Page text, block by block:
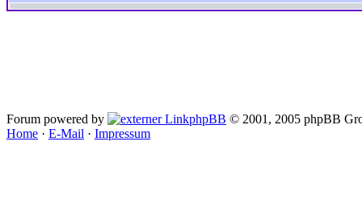
Forum powered by phpBB © 2001, 2005 phpBB
Home · E-Mail · Impressum